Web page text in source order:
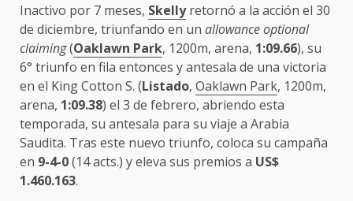
Inactivo por 7 meses, Skellyretornó a la acción el 30
de diciembre, triunfando en un allowance optional
claiming(Oaklawn Park, 1200m, arena, 1:09.66), su
6° triunfo en fila entonces y antesala de una victoria
en el King Cotton S. (Listado, Oaklawn Park, 1200m,
arena, 1:09.38) el 3 de febrero, abriendo esta
temporada, su antesala para su viaje a Arabia
Saudita. Tras este nuevo triunfo, coloca su campaña
en 9-4-0(14 acts.) y eleva sus premios a US$
1.460.163.